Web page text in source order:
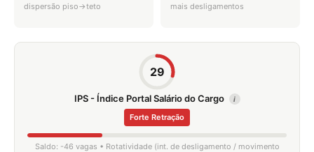
dispersão piso→teto mais desligamentos
29
IPS - Índice Portal Salário do Cargo i
Forte Retração
Saldo: -46 vagas • Rotatividade (int. de desligamento / movimento